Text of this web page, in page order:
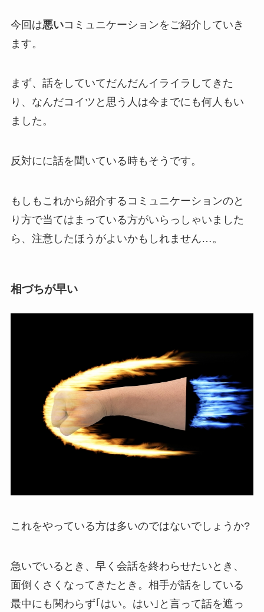
今回は悪いコミュニケーションをご紹介していき
ます。
まず、話をしていてだんだんイライラしてきた
り、なんだコイツと思う人は今までにも何人もい
ました。
反対にに話を聞いている時もそうです。
もしもこれから紹介するコミュニケーションのと
り方で当てはまっている方がいらっしゃいました
ら、注意したほうがよいかもしれません…。
相づちが早い
これをやっている方は多いのではないでしょうか?
急いでいるとき、早く会話を終わらせたいとき、
面倒くさくなってきたとき。相手が話をしている
最中にも関わらず｢はい。はい｣と言って話を遮っ